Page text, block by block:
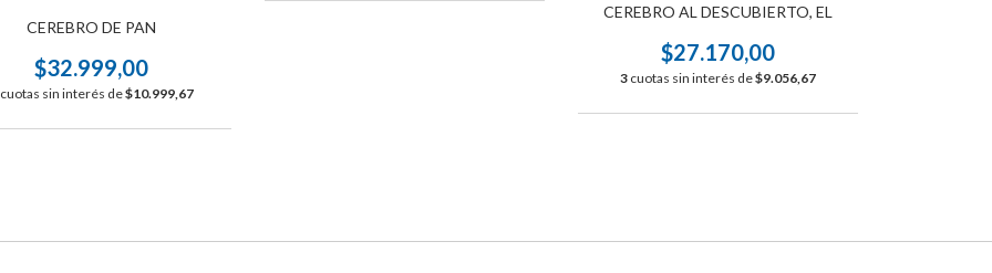
CEREBRO DE PAN
$32.999,00
cuotas sin interés de$10.999,67
CEREBRO AL DESCUBIERTO, EL
$27.170,00
3 cuotas sin interés de$9.056,67